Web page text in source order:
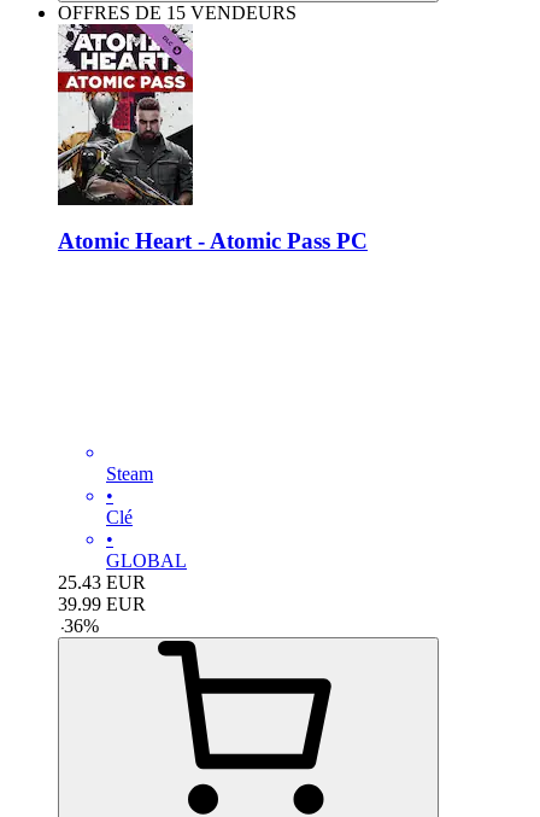
OFFRES DE 15 VENDEURS
Atomic Heart - Atomic Pass PC
Steam
•
Clé
•
GLOBAL
25.43 EUR
39.99 EUR
-36%